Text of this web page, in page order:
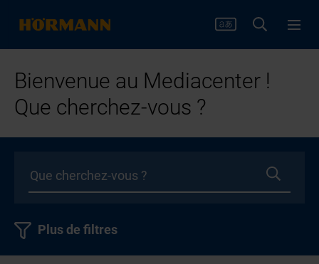
Bienvenue au Mediacenter !
Que cherchez-vous ?
Plus de filtres